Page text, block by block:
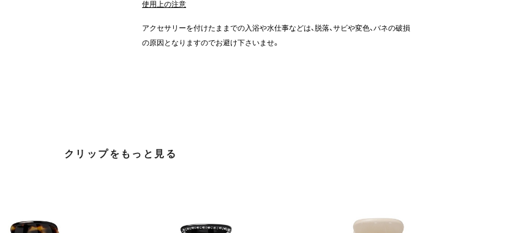
使用上の注意
アクセサリーを付けたままでの入浴や水仕事などは、脱落、サビや変色、バネの破損
の原因となりますのでお避け下さいませ。
クリップをもっと見る